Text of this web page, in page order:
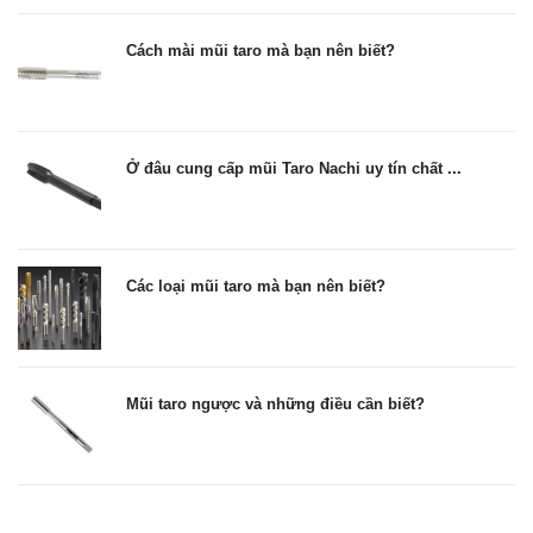
Cách mài mũi taro mà bạn nên biết?
Ở đâu cung cấp mũi Taro Nachi uy tín chất ...
Các loại mũi taro mà bạn nên biết?
Mũi taro ngược và những điều cần biết?